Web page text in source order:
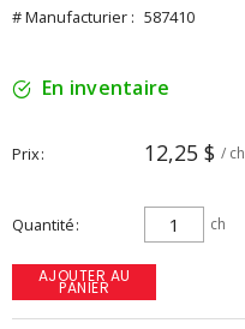
# Manufacturier : 587410
En inventaire
Prix 12,25 $ / ch
Quantité ch
AJOUTER AU
PANIER